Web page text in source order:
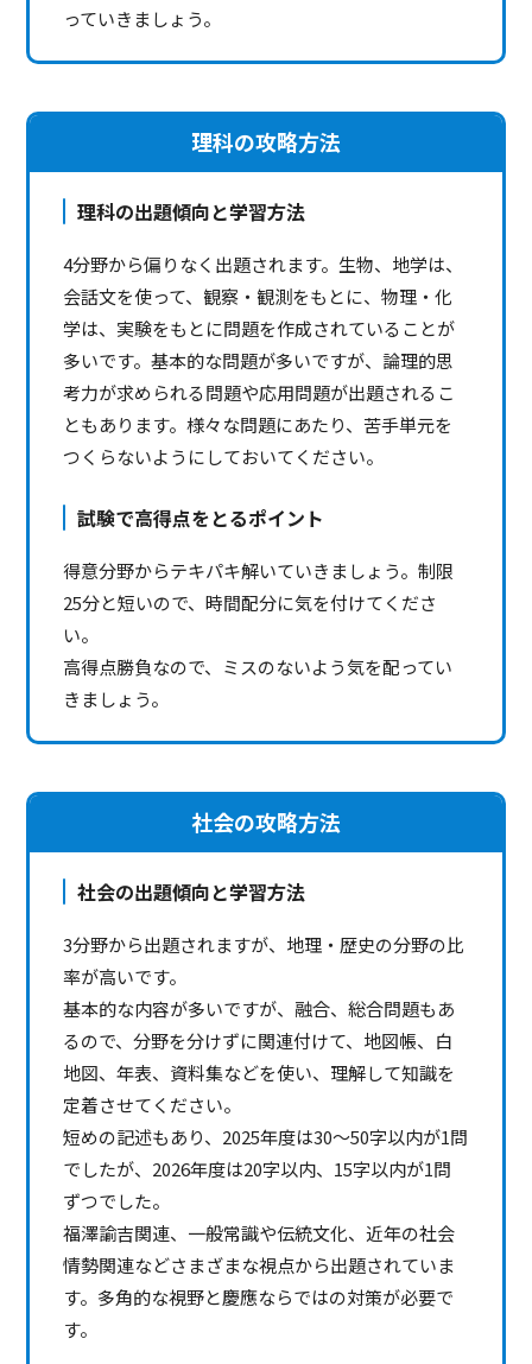
っていきましょう。
理科の攻略方法
理科の出題傾向と学習方法
4分野から偏りなく出題されます。生物、地学は、
会話文を使って、観察・観測をもとに、物理・化
学は、実験をもとに問題を作成されていることが
多いです。基本的な問題が多いですが、論理的思
考力が求められる問題や応用問題が出題されるこ
ともあります。様々な問題にあたり、苦手単元を
つくらないようにしておいてください。
試験で高得点をとるポイント
得意分野からテキパキ解いていきましょう。制限
25分と短いので、時間配分に気を付けてくださ
い。
高得点勝負なので、ミスのないよう気を配ってい
きましょう。
社会の攻略方法
社会の出題傾向と学習方法
3分野から出題されますが、地理・歴史の分野の比
率が高いです。
基本的な内容が多いですが、融合、総合問題もあ
るので、分野を分けずに関連付けて、地図帳、白
地図、年表、資料集などを使い、理解して知識を
定着させてください。
短めの記述もあり、2025年度は30～50字以内が1問
でしたが、2026年度は20字以内、15字以内が1問
ずつでした。
福澤諭吉関連、一般常識や伝統文化、近年の社会
情勢関連などさまざまな視点から出題されていま
す。多角的な視野と慶應ならではの対策が必要で
す。